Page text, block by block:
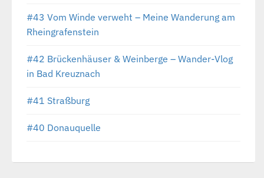
#43 Vom Winde verweht – Meine Wanderung am
Rheingrafenstein
#42 Brückenhäuser & Weinberge – Wander-Vlog
in Bad Kreuznach
#41 Straßburg
#40 Donauquelle